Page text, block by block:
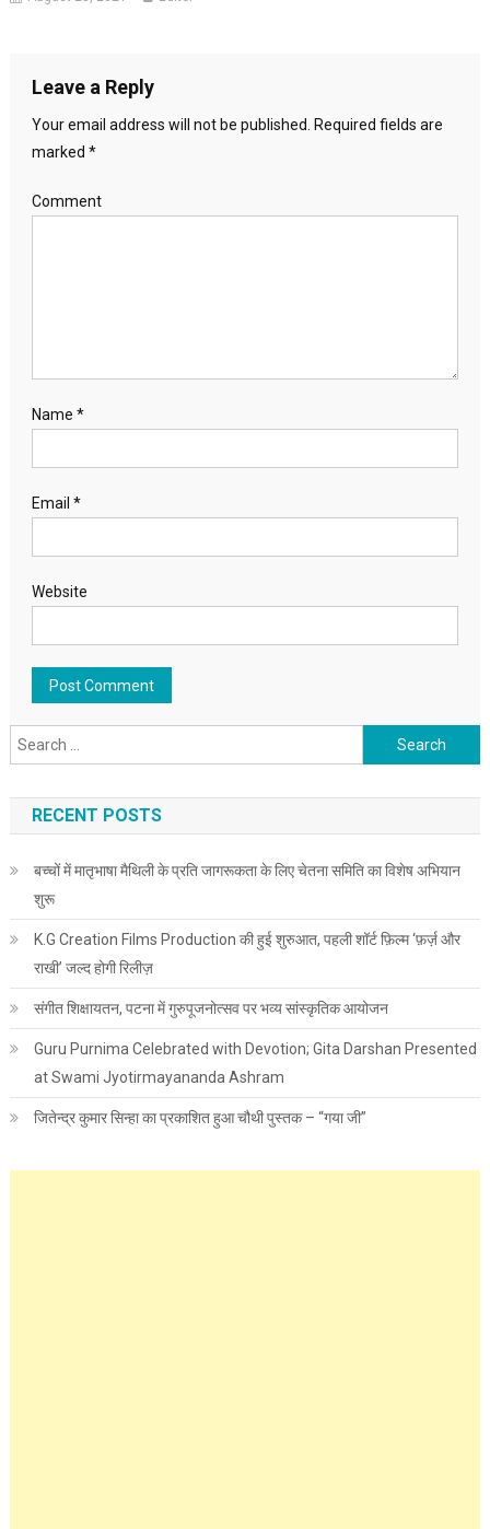
Leave a Reply
Your email address will not be published.
Required fields are
marked *
Comment
Name *
Email *
Website
Search for:
RECENT POSTS
बच्चों में मातृभाषा मैथिली के प्रति जागरूकता के लिए चेतना समिति का विशेष अभियान
शुरू
K.G Creation Films Production की हुई शुरुआत, पहली शॉर्ट फ़िल्म ‘फ़र्ज़ और
राखी’ जल्द होगी रिलीज़
संगीत शिक्षायतन, पटना में गुरुपूजनोत्सव पर भव्य सांस्कृतिक आयोजन
Guru Purnima Celebrated with Devotion; Gita Darshan Presented
at Swami Jyotirmayananda Ashram
जितेन्द्र कुमार सिन्हा का प्रकाशित हुआ चौथी पुस्तक – “गया जी”